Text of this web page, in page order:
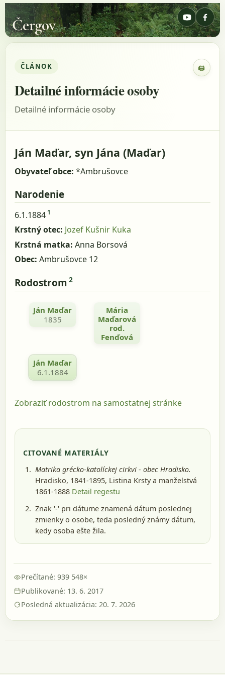
Čergov
ČLÁNOK 🖨
Detailné informácie osoby
Detailné informácie osoby
Ján Maďar, syn Jána (Maďar)
Obyvateľ obce: *Ambrušovce
Narodenie
6.1.1884 1
Krstný otec: Jozef Kušnir Kuka
Krstná matka: Anna Borsová
Obec: Ambrušovce 12
Rodostrom 2
Ján Maďar
1835
Mária
Maďarová
rod.
Fenďová
Ján Maďar
6.1.1884
Zobraziť rodostrom na samostatnej stránke
CITOVANÉ MATERIÁLY
Matrika grécko-katolíckej cirkvi - obec Hradisko.
Hradisko, 1841-1895, Listina Krsty a manželstvá
1861-1888 Detail regestu
Znak '-' pri dátume znamená dátum poslednej
zmienky o osobe, teda posledný známy dátum,
kedy osoba ešte žila.
Prečítané: 939 548×
Publikované: 13. 6. 2017
Posledná aktualizácia: 20. 7. 2026